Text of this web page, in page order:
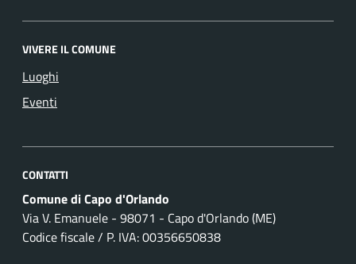
VIVERE IL COMUNE
Luoghi
Eventi
CONTATTI
Comune di Capo d'Orlando
Via V. Emanuele - 98071 - Capo d'Orlando (ME)
Codice fiscale / P. IVA: 00356650838